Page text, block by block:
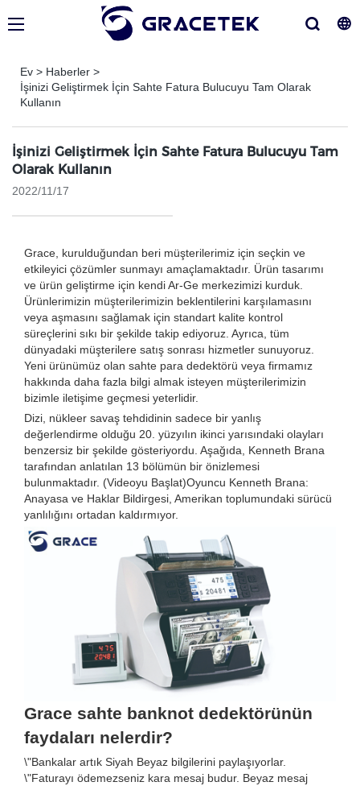
Ev > Haberler >
İşinizi Geliştirmek İçin Sahte Fatura Bulucuyu Tam Olarak
Kullanın
İşinizi Geliştirmek İçin Sahte Fatura Bulucuyu Tam
Olarak Kullanın
2022/11/17
Grace, kurulduğundan beri müşterilerimiz için seçkin ve
etkileyici çözümler sunmayı amaçlamaktadır. Ürün tasarımı
ve ürün geliştirme için kendi Ar-Ge merkezimizi kurduk.
Ürünlerimizin müşterilerimizin beklentilerini karşılamasını
veya aşmasını sağlamak için standart kalite kontrol
süreçlerini sıkı bir şekilde takip ediyoruz. Ayrıca, tüm
dünyadaki müşterilere satış sonrası hizmetler sunuyoruz.
Yeni ürünümüz olan sahte para dedektörü veya firmamız
hakkında daha fazla bilgi almak isteyen müşterilerimizin
bizimle iletişime geçmesi yeterlidir.
Dizi, nükleer savaş tehdidinin sadece bir yanlış
değerlendirme olduğu 20. yüzyılın ikinci yarısındaki olayları
benzersiz bir şekilde gösteriyordu. Aşağıda, Kenneth Brana
tarafından anlatılan 13 bölümün bir önizlemesi
bulunmaktadır. (Videoyu Başlat)Oyuncu Kenneth Brana:
Anayasa ve Haklar Bildirgesi, Amerikan toplumundaki sürücü
yanlılığını ortadan kaldırmıyor.
Grace sahte banknot dedektörünün
faydaları nelerdir?
\"Bankalar artık Siyah Beyaz bilgilerini paylaşıyorlar.
\"Faturayı ödemezseniz kara mesaj budur. Beyaz mesaj